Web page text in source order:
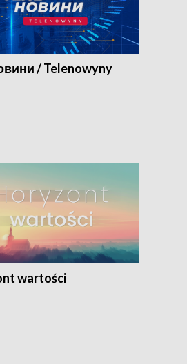
/ Telenowyny
wartości